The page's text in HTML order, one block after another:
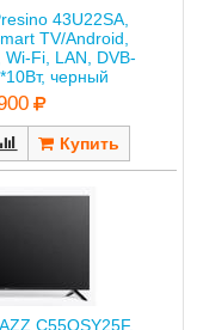
43U22SA,
TV/Android,
Fi, LAN, DVB-
черный
C55QSY25F,